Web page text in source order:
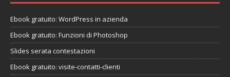
Ebook gratuito: WordPress in azienda
Ebook gratuito: Funzioni di Photoshop
Slides serata contestazioni
Ebook gratuito: visite-contatti-clienti